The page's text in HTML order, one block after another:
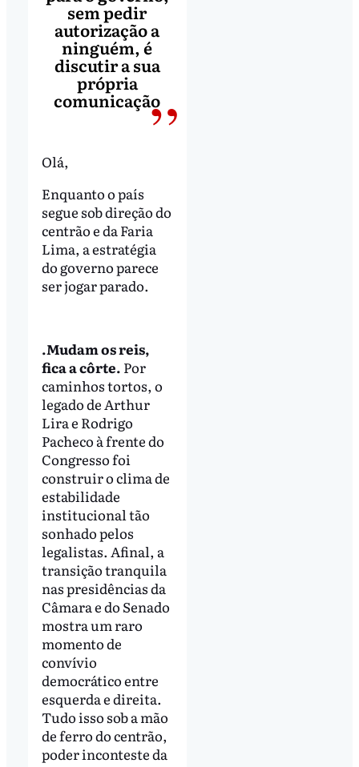
sem pedir
autorização a
ninguém, é
discutir a sua
própria
comunicação
Olá,
Enquanto o país
segue sob direção do
centrão e da Faria
Lima, a estratégia
do governo parece
ser jogar parado.
.Mudam os reis,
fica a côrte. Por
caminhos tortos, o
legado de Arthur
Lira e Rodrigo
Pacheco à frente do
Congresso foi
construir o clima de
estabilidade
institucional tão
sonhado pelos
legalistas. Afinal, a
transição tranquila
nas presidências da
Câmara e do Senado
mostra um raro
momento de
convívio
democrático entre
esquerda e direita.
Tudo isso sob a mão
de ferro do centrão,
poder inconteste da